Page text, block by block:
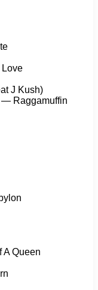
Lоvе
J Kush)
— Rаggаmuffin
Quееn